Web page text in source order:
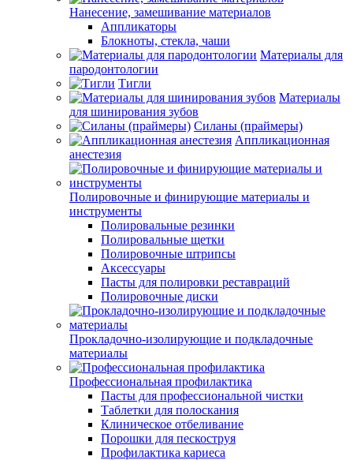
Нанесение, замешивание материалов
Аппликаторы
Блокноты, стекла, чаши
Материалы для
пародонтологии
Тигли
Материалы
для шинирования зубов
Силаны (праймеры)
Аппликационная
анестезия
Полировочные и финирующие материалы и
инструменты
Полировальные резинки
Полировальные щетки
Полировочные штрипсы
Аксессуары
Пасты для полировки реставраций
Полировочные диски
Прокладочно-изолирующие и подкладочные
материалы
Профессиональная профилактика
Пасты для профессиональной чистки
Таблетки для полоскания
Клиническое отбеливание
Порошки для пескоструя
Профилактика кариеса